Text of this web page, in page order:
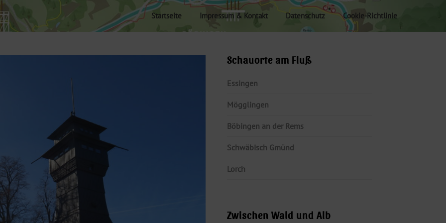
Startseite Impressum & Kontakt Datenschutz Cookie-Richtlinie
Schauorte am Fluß
Essingen
Mögglingen
Böbingen an der Rems
Schwäbisch Gmünd
Lorch
Zwischen Wald und Alb